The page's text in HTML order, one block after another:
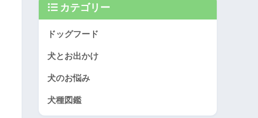
カテゴリー
ドッグフード
犬とお出かけ
犬のお悩み
犬種図鑑